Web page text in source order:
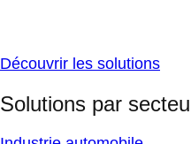
Découvrir les solutions
Solutions par